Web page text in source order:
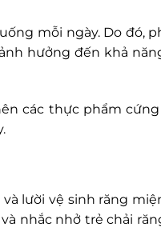
mỗi ngày. Do đó,
hưởng đến khả
các thực phẩm
lười vệ sinh răng
nhắc nhở trẻ chải